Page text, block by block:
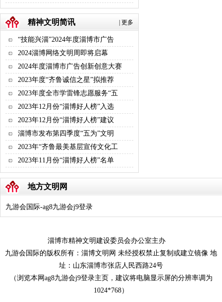
更多
精神文明简讯
“技能兴淄”2024年度淄博市广告
2024淄博网络文明周即将启幕
2024年度淄博市广告创新创意大赛
2023年度“齐鲁诚信之星”拟推荐
2023年度全市学雷锋志愿服务“五
2023年12月份“淄博好人榜”入选
2023年12月份“淄博好人榜”建议
淄博市发布第四季度“五为”文明
2023年“齐鲁最美基层宣传文化工
2023年11月份“淄博好人榜”名单
地方文明网
九游会国际-ag8九游会j9登录
淄博市精神文明建设委员会办公室主办
九游会国际的版权所有：淄博文明网 未经授权禁止复制或建立镜像 地
址：山东淄博市张店人民西路24号
（浏览本网ag8九游会j9登录主页，建议将电脑显示屏的分辨率调为
1024*768）